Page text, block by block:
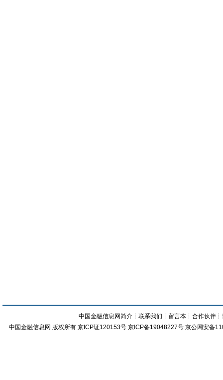
中国金融信息网简介 ┊联系我们 ┊ 留言本 ┊合作伙伴 ┊
中国金融信息网 版权所有 京ICP证120153号 京ICP备19048227号 京公网安备